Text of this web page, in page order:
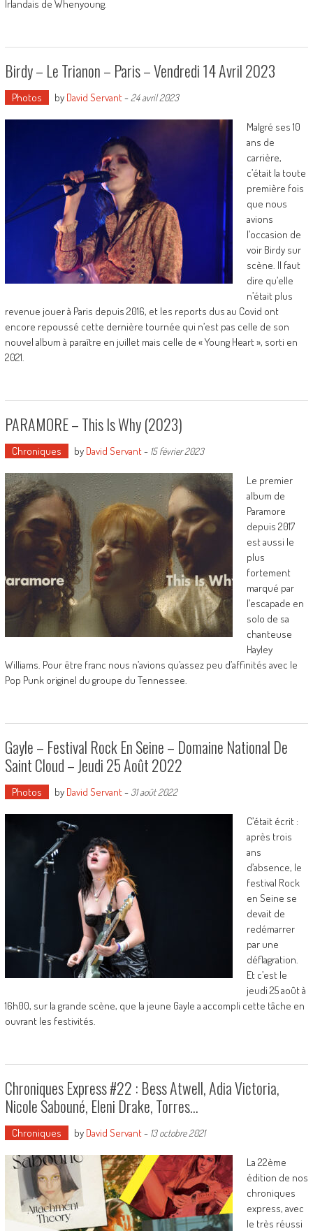
Irlandais de Whenyoung.
Birdy – Le Trianon – Paris – Vendredi 14 Avril 2023
Photos by David Servant- 24 avril 2023
Malgré ses 10
ans de
carrière,
c’était la toute
première fois
que nous
avions
l’occasion de
voir Birdy sur
scène. Il faut
dire qu’elle
n’était plus
revenue jouer à Paris depuis 2016, et les reports dus au Covid ont
encore repoussé cette dernière tournée qui n’est pas celle de son
nouvel album à paraître en juillet mais celle de « Young Heart », sorti en
2021.
PARAMORE – This Is Why (2023)
Chroniques by David Servant- 15 février 2023
Le premier
album de
Paramore
depuis 2017
est aussi le
plus
fortement
marqué par
l’escapade en
solo de sa
chanteuse
Hayley
Williams. Pour être franc nous n’avions qu’assez peu d’affinités avec le
Pop Punk originel du groupe du Tennessee.
Gayle – Festival Rock En Seine – Domaine National De
Saint Cloud – Jeudi 25 Août 2022
Photos by David Servant- 31 août 2022
C’était écrit :
après trois
ans
d’absence, le
festival Rock
en Seine se
devait de
redémarrer
par une
déflagration.
Et c’est le
jeudi 25 août à
16h00, sur la grande scène, que la jeune Gayle a accompli cette tâche en
ouvrant les festivités.
Chroniques Express #22 : Bess Atwell, Adia Victoria,
Nicole Sabouné, Eleni Drake, Torres…
Chroniques by David Servant- 13 octobre 2021
La 22ème
édition de nos
chroniques
express, avec
le très réussi